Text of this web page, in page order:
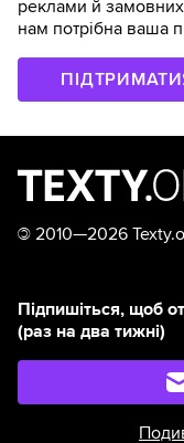
реклами й
нам потрібна ваша
ПІДТРИМАТИ
© 2010—2026
Підпишіться, щоб
(раз на два тижні)